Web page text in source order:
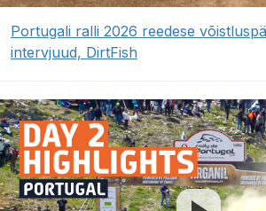
Portugali ralli 2026 reedese
intervjuud, DirtFish